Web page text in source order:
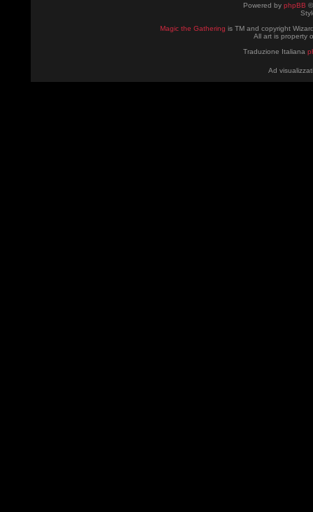
Powered by phpBB
Magic the Gathering is TM and copyright
All art is property
Traduzione Italiana
Ad